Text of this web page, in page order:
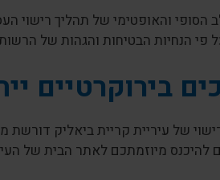
הסופי והאופטימי של תהליך
פי הנחיות הבטיחות והגהות של
בירוקרטיים
של עיריית קריית ביאליק
להיכנס מיוזמתכם לאתר הבית של